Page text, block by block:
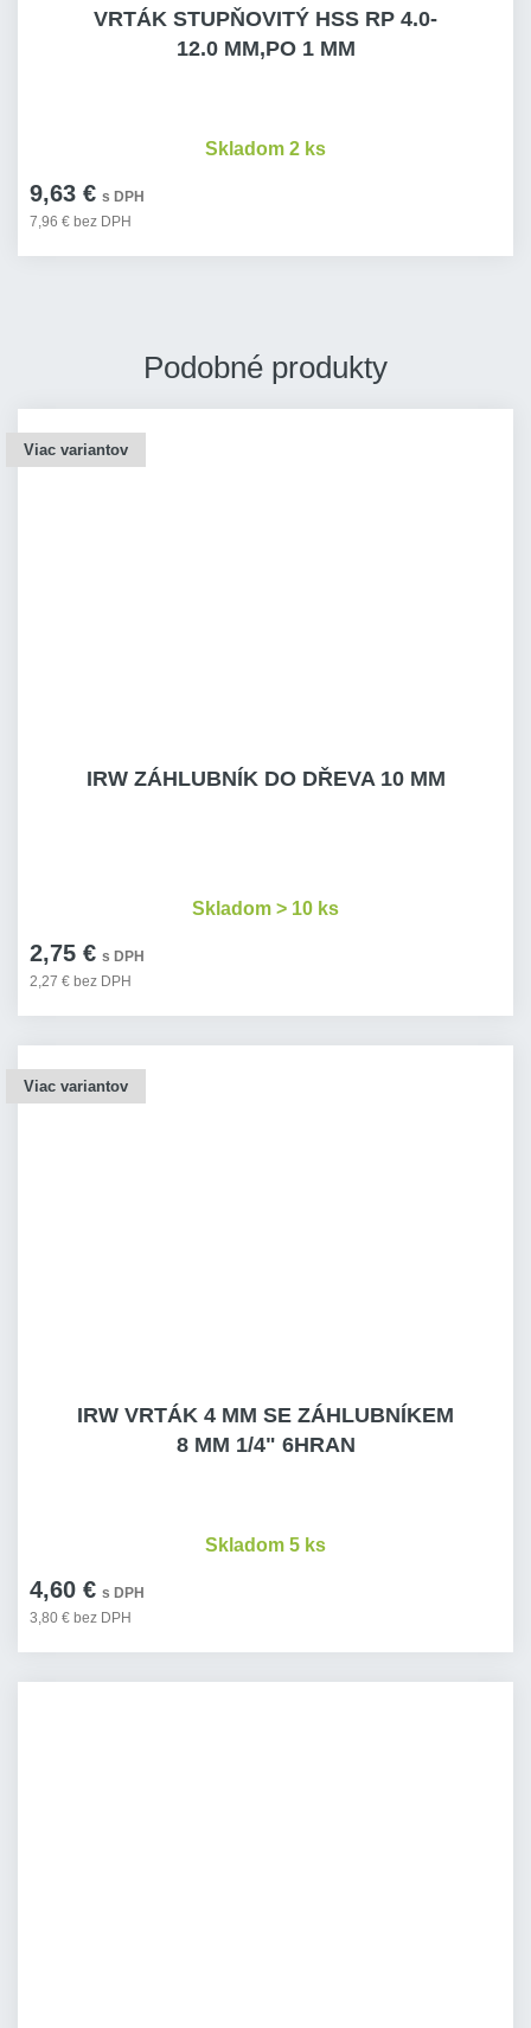
VRTÁK STUPŇOVITÝ HSS RP 4.0-
12.0 MM,PO 1 MM
9,63 € s DPH
7,96 € bez DPH
Skladom 2 ks
Podobné produkty
Viac variantov
IRW ZÁHLUBNÍK DO DŘEVA 10 MM
2,75 € s DPH
2,27 € bez DPH
Skladom > 10 ks
Viac variantov
IRW VRTÁK 4 MM SE ZÁHLUBNÍKEM
8 MM 1/4" 6HRAN
4,60 € s DPH
3,80 € bez DPH
Skladom 5 ks